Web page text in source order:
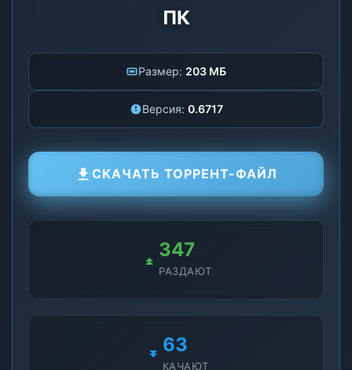
ПК
Размер: 203 МБ
Версия: 0.6717
СКАЧАТЬ ТОРРЕНТ-ФАЙЛ
349
РАЗДАЮТ
67
КАЧАЮТ